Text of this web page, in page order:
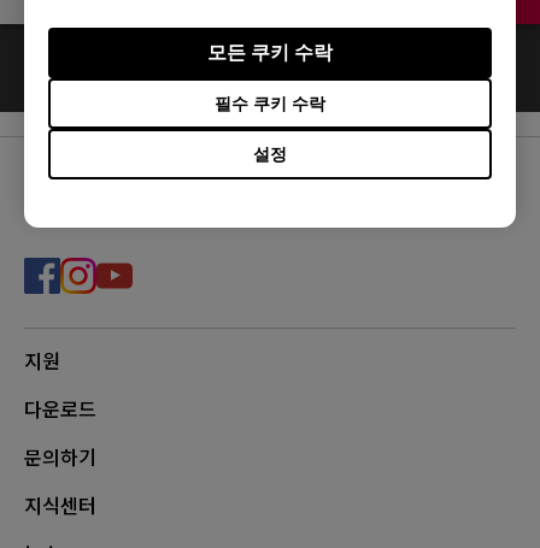
설정
필수 쿠키 수락
모든 쿠키 수락
지원
다운로드
문의하기
지식센터